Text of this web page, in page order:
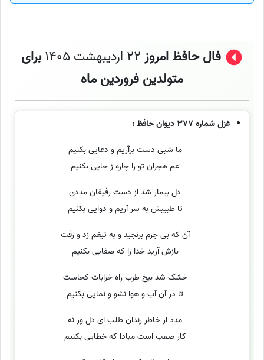
فال حافظ امروز 22 اردیبهشت 1405
برای
متولدین فروردین ماه
غزل شماره 377 دیوان حافظ :
ما شبی دست برآریم و دعایی بکنیم
غم هجران تو را چاره ز جایی بکنیم
دل بیمار شد از دست رفیقان مددی
تا طبیبش به سر آریم و دوایی بکنیم
آن که بی جرم برنجید و به تیغم زد و رفت
بازش آرید خدا را که صفایی بکنیم
خشک شد بیخ طرب راه خرابات کجاست
تا در آن آب و هوا نشو و نمایی بکنیم
مدد از خاطر رندان طلب ای دل ور نه
کار صعب است مبادا که خطایی بکنیم